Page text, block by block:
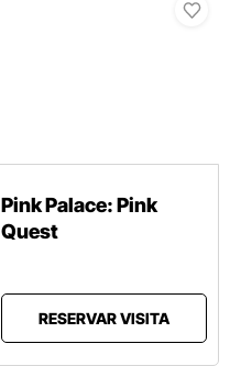
Pink Palace: Pink
Quest
RESERVAR VISITA